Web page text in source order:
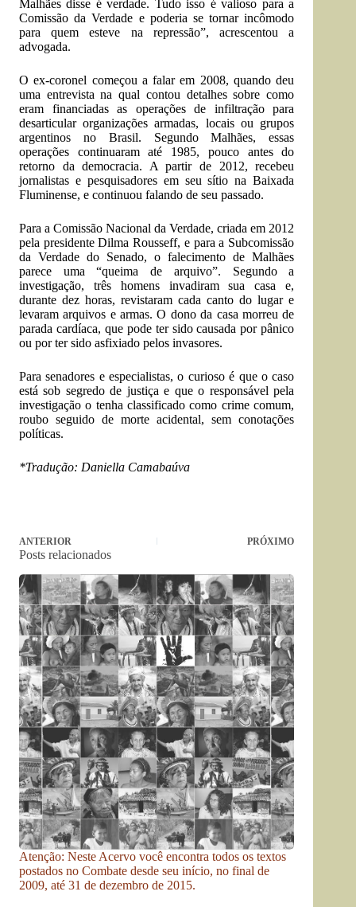
Malhães disse é verdade. Tudo isso é valioso para a
Comissão da Verdade e poderia se tornar incômodo
para quem esteve na repressão”, acrescentou a
advogada.
O ex-coronel começou a falar em 2008, quando deu
uma entrevista na qual contou detalhes sobre como
eram financiadas as operações de infiltração para
desarticular organizações armadas, locais ou grupos
argentinos no Brasil. Segundo Malhães, essas
operações continuaram até 1985, pouco antes do
retorno da democracia. A partir de 2012, recebeu
jornalistas e pesquisadores em seu sítio na Baixada
Fluminense, e continuou falando de seu passado.
Para a Comissão Nacional da Verdade, criada em 2012
pela presidente Dilma Rousseff, e para a Subcomissão
da Verdade do Senado, o falecimento de Malhães
parece uma “queima de arquivo”. Segundo a
investigação, três homens invadiram sua casa e,
durante dez horas, revistaram cada canto do lugar e
levaram arquivos e armas. O dono da casa morreu de
parada cardíaca, que pode ter sido causada por pânico
ou por ter sido asfixiado pelos invasores.
Para senadores e especialistas, o curioso é que o caso
está sob segredo de justiça e que o responsável pela
investigação o tenha classificado como crime comum,
roubo seguido de morte acidental, sem conotações
políticas.
*Tradução: Daniella Camabaúva
ANTERIOR PRÓXIMO
Posts relacionados
Atenção: Neste Acervo você encontra todos os textos
postados no Combate desde seu início, no final de
2009, até 31 de dezembro de 2015.